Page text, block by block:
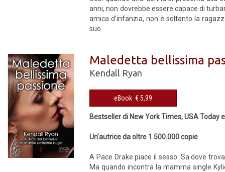
anni, non dovrebbe essere capace di
amica d'infanzia, non è soltanto la
suo...
Maledetta bellissima
Kendall Ryan
eBook € 5,99
Bestseller di New York Times, USA Today
Un’autrice da oltre 1.500.000 copie
A Pace Drake piace il sesso. Sa dove
Ma quando incontra la mamma single